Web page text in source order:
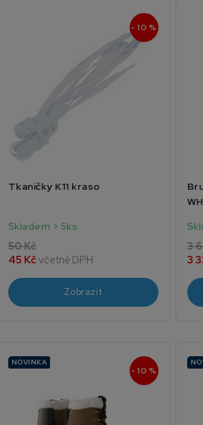
- 10 %
Tkaničky K11 kraso
Skladem > 5ks
50 Kč
45 Kčvčetně DPH
Zobrazit
3
3
NOVINKA
- 10 %